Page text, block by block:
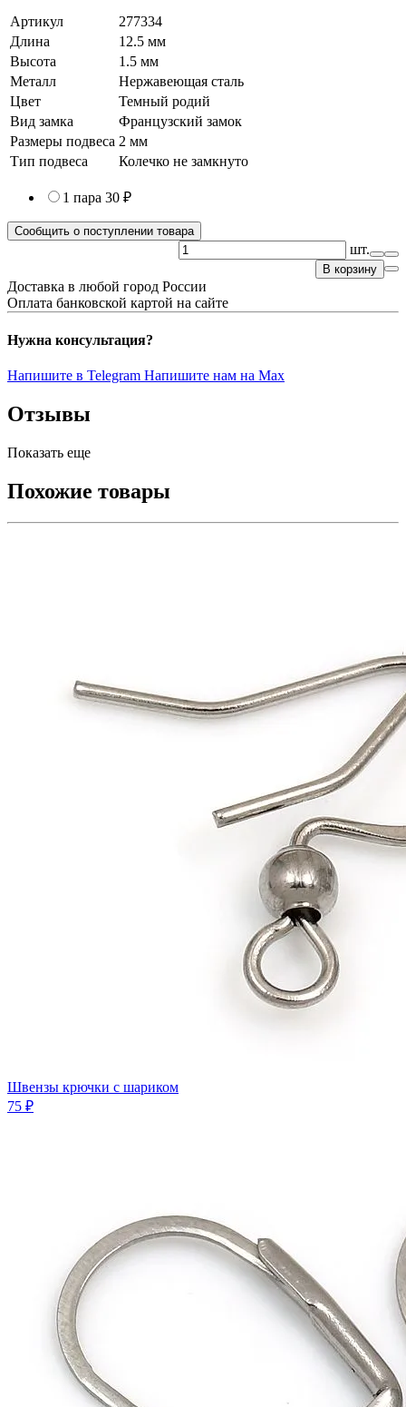
Артикул
277334
Длина
12.5 мм
Высота
1.5 мм
Металл
Нержавеющая сталь
Цвет
Темный родий
Вид замка
Французский замок
Размеры подвеса 2 мм
Тип подвеса
Колечко не замкнуто
1 пара 30 ₽
Сообщить о поступлении товара
шт.
В корзину
Доставка в любой город России
Оплата банковской картой на сайте
Нужна консультация?
Напишите в Telegram Напишите нам на Max
Отзывы
Показать еще
Похожие товары
Швензы крючки с шариком
75 ₽